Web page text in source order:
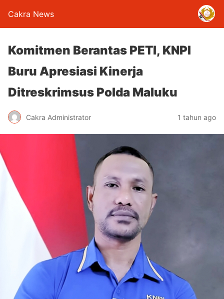
Cakra News
Komitmen Berantas PETI, KNPI
Buru Apresiasi Kinerja
Ditreskrimsus Polda Maluku
Cakra Administrator 1 tahun ago